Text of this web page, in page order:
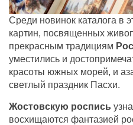
Среди новинок каталога в
картин, посвященных
прекрасным традициям
уместились и
красоты южных морей, и
светлый праздник Пасхи.
Жостовскую роспись
восхищаются фантазией